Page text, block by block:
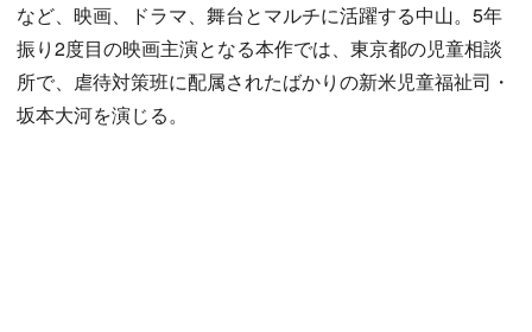
など、映画、ドラマ、舞台とマルチに活躍する中山。5年
振り2度目の映画主演となる本作では、東京都の児童相談
所で、虐待対策班に配属されたばかりの新米児童福祉司・
坂本大河を演じる。